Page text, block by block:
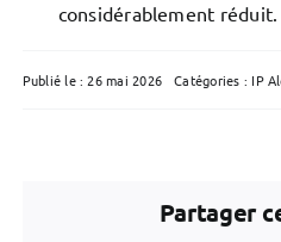
considérablement réduit.
Publié le : 26 mai 2026 Catégories : IP
Partager